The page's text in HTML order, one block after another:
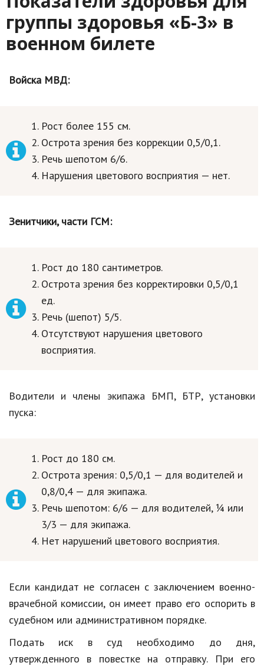
группы здоровья «Б-3» в
военном билете
Войска МВД:
Рост более 155 см.
Острота зрения без коррекции 0,5/0,1.
Речь шепотом 6/6.
Нарушения цветового восприятия — нет.
Зенитчики, части ГСМ:
Рост до 180 сантиметров.
Острота зрения без корректировки 0,5/0,1
ед.
Речь (шепот) 5/5.
Отсутствуют нарушения цветового
восприятия.
Водители и члены экипажа БМП, БТР, установки
пуска:
Рост до 180 см.
Острота зрения: 0,5/0,1 — для водителей и
0,8/0,4 — для экипажа.
Речь шепотом: 6/6 — для водителей, ¼ или
3/3 — для экипажа.
Нет нарушений цветового восприятия.
Если кандидат не согласен с заключением военно-
врачебной комиссии, он имеет право его оспорить в
судебном или административном порядке.
Подать иск в суд необходимо до дня,
утвержденного в повестке на отправку. При его